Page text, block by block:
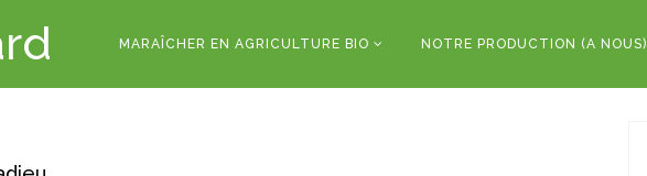
MARAÎCHER EN AGRICULTURE BIO NOTRE PRODUCTION (A NOUS)